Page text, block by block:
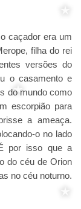
caçador era um
filha do rei
versões do
o casamento e
do mundo como
escorpião para
a ameaça.
o no lado
por isso que a
do céu de Orion
no céu noturno.